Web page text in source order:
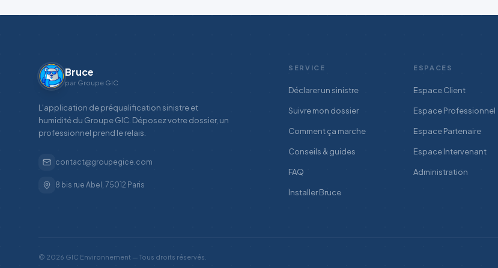
Bruce
par Groupe GIC
L'application de préqualification sinistre et
humidité du Groupe GIC. Déposez votre dossier, un
professionnel prend le relais.
contact@groupegice.com
8 bis rue Abel, 75012 Paris
SERVICE
Déclarer un sinistre
Suivre mon dossier
Comment ça marche
Conseils & guides
FAQ
Installer Bruce
ESPACES
Espace Client
Espace Professionnel
Espace Partenaire
Espace Intervenant
Administration
© 2026 GIC Environnement — Tous droits réservés.